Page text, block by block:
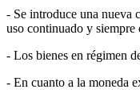
- Se introduce una nueva
uso continuado y siempre
- Los bienes en régimen
- En cuanto a la moneda